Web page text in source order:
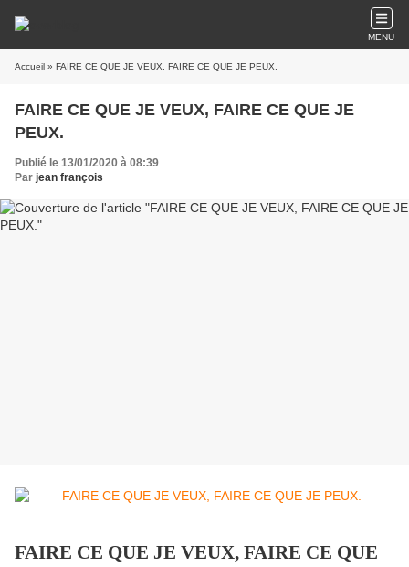
MENU
Accueil » FAIRE CE QUE JE VEUX, FAIRE CE QUE JE PEUX.
FAIRE CE QUE JE VEUX, FAIRE CE QUE JE
PEUX.
Publié le 13/01/2020 à 08:39
Par jean françois
FAIRE CE QUE JE VEUX, FAIRE CE QUE